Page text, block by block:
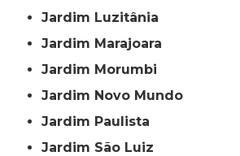
Jardim Luzitânia
Jardim Marajoara
Jardim Morumbi
Jardim Novo Mundo
Jardim Paulista
Jardim São Luiz